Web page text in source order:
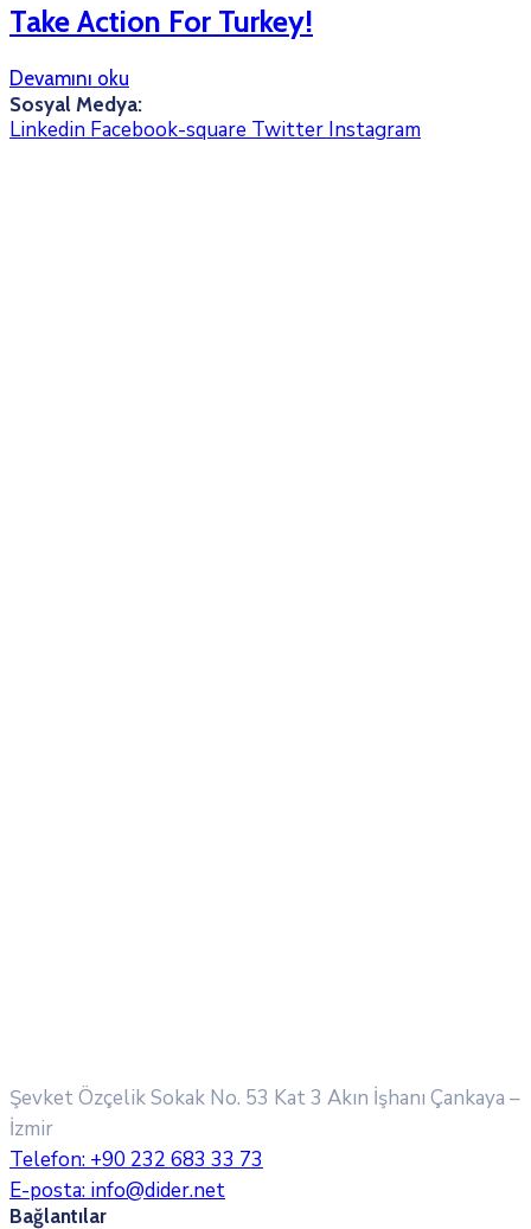
Take Action For Turkey!
Devamını oku
Sosyal Medya:
Linkedin Facebook-square Twitter Instagram
Şevket Özçelik Sokak No. 53 Kat 3 Akın İşhanı Çankaya –
İzmir
Telefon: +90 232 683 33 73
E-posta: info@dider.net
Bağlantılar